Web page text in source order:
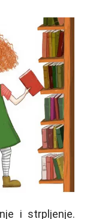
i strplјenje.